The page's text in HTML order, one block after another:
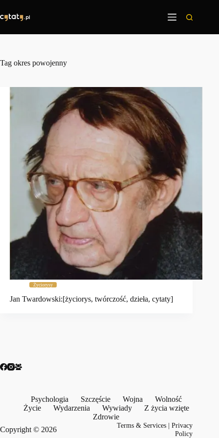
treści
Tag okres powojenny
Życiorysy
Jan Twardowski:[życiorys, twórczość, dzieła, cytaty]
Psychologia Szczęście Wojna
Wolność
Życie
Wydarzenia Wywiady
Z życia wzięte
Zdrowie
Copyright © 2026
Terms & Services |Privacy
Policy